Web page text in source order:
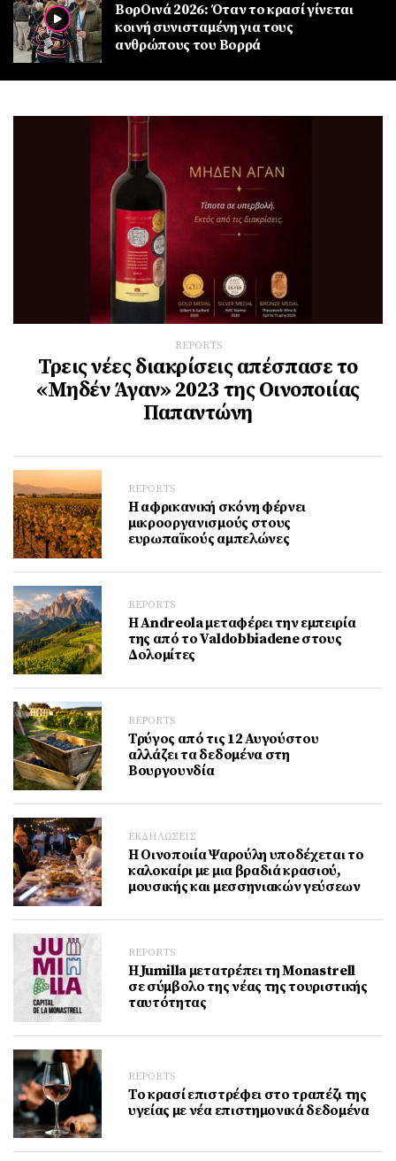
ΒορΟινά 2026: Όταν το κρασί γίνεται
κοινή συνισταμένη για τους
ανθρώπους του Βορρά
REPORTS
Τρεις νέες διακρίσεις απέσπασε το
«Μηδέν Άγαν» 2023 της Οινοποιίας
Παπαντώνη
REPORTS
Η αφρικανική σκόνη φέρνει
μικροοργανισμούς στους
ευρωπαϊκούς αμπελώνες
REPORTS
Η Andreola μεταφέρει την εμπειρία
της από το Valdobbiadene στους
Δολομίτες
REPORTS
Τρύγος από τις 12 Αυγούστου
αλλάζει τα δεδομένα στη
Βουργουνδία
ΕΚΔΗΛΩΣΕΙΣ
Η Οινοποιία Ψαρούλη υποδέχεται το
καλοκαίρι με μια βραδιά κρασιού,
μουσικής και μεσσηνιακών γεύσεων
REPORTS
Η Jumilla μετατρέπει τη Monastrell
σε σύμβολο της νέας της τουριστικής
ταυτότητας
REPORTS
Το κρασί επιστρέφει στο τραπέζι της
υγείας με νέα επιστημονικά δεδομένα